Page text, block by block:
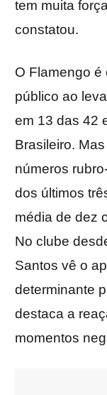
tem muita
constatou.
O Flamengo é
público ao
em 13 das 42
Brasileiro.
números
dos últimos
média de dez
No clube
Santos vê o
determinante
destaca a
momentos